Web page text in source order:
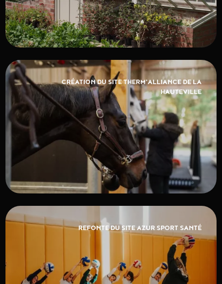
CRÉATION DU SITE THERM'ALLIANCE DE LA
HAUTEVILLE
REFONTE DU SITE AZUR SPORT SANTÉ